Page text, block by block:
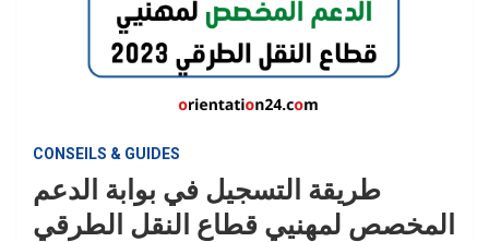
CONSEILS & GUIDES
طريقة التسجيل في بوابة الدعم
المخصص لمهنيي قطاع النقل الطرقي